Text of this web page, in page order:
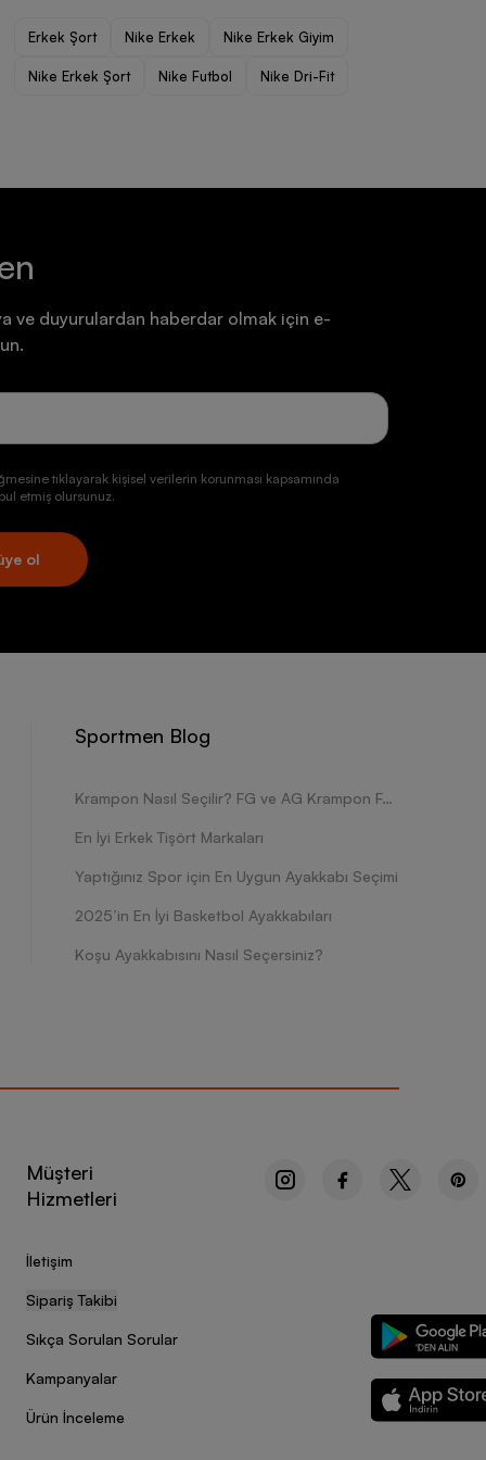
7.199,90 TL
Erkek Şort Nike Erkek Nike Erkek Giyim
Nike Erkek Şort Nike Futbol Nike Dri-Fit
ve duyurulardan haberdar olmak için e-
tıklayarak kişisel verilerin korunması kapsamında
etmiş olursunuz.
ol
Sportmen Blog
Krampon Nasıl Seçilir? FG ve AG Krampon Farkları Nelerdir?
En İyi Erkek Tişört Markaları
Yaptığınız Spor için En Uygun Ayakkabı Seçimi
2025’in En İyi Basketbol Ayakkabıları
Koşu Ayakkabısını Nasıl Seçersiniz?
Müşteri
Hizmetleri
İletişim
Sipariş Takibi
Sıkça Sorulan Sorular
Kampanyalar
Ürün İnceleme